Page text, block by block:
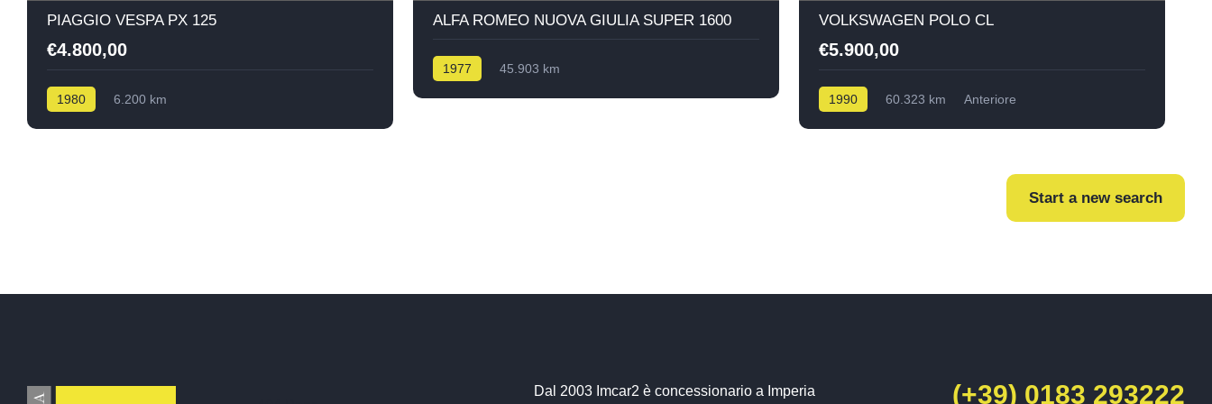
PIAGGIO VESPA PX 125
€4.800,00
1980 6.200 km
ALFA ROMEO NUOVA GIULIA SUPER 1600
1977 45.903 km
VOLKSWAGEN POLO CL
€5.900,00
1990 60.323 km Anteriore
Start a new search
Dal 2003 Imcar2 è concessionario a Imperia (+39) 0183 293222